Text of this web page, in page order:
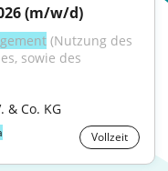
(m/w/d)
(Nutzung des
sowie des
& Co. KG
Vollzeit